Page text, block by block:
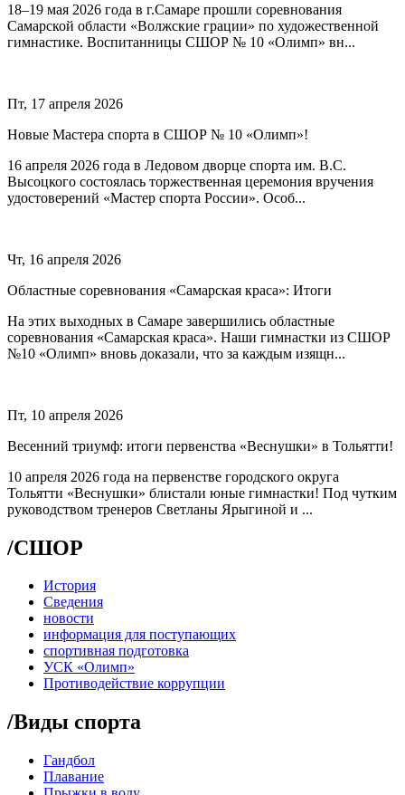
18–19 мая 2026 года в г.Самаре прошли соревнования
Самарской области «Волжские грации» по художественной
гимнастике. Воспитанницы СШОР № 10 «Олимп» вн...
Пт, 17 апреля 2026
Новые Мастера спорта в СШОР № 10 «Олимп»!
16 апреля 2026 года в Ледовом дворце спорта им. В.С.
Высоцкого состоялась торжественная церемония вручения
удостоверений «Мастер спорта России». Особ...
Чт, 16 апреля 2026
Областные соревнования «Самарская краса»: Итоги
На этих выходных в Самаре завершились областные
соревнования «Самарская краса». Наши гимнастки из СШОР
№10 «Олимп» вновь доказали, что за каждым изящн...
Пт, 10 апреля 2026
Весенний триумф: итоги первенства «Веснушки» в Тольятти!
10 апреля 2026 года на первенстве городского округа
Тольятти «Веснушки» блистали юные гимнастки! Под чутким
руководством тренеров Светланы Ярыгиной и ...
/СШОР
История
Сведения
новости
информация для поступающих
спортивная подготовка
УСК «Олимп»
Противодействие коррупции
/Виды спорта
Гандбол
Плавание